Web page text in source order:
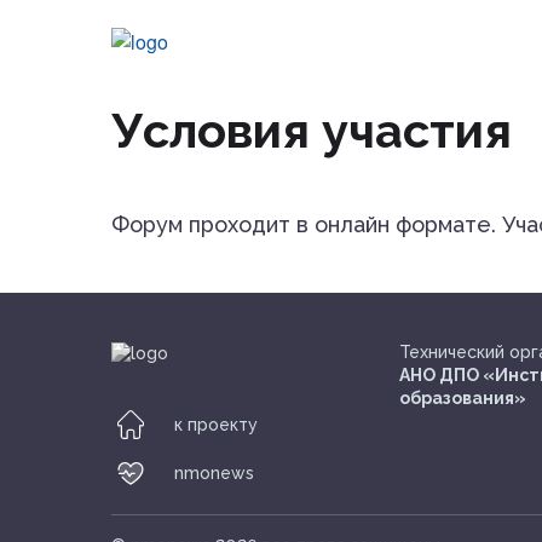
Условия участия
Форум проходит в онлайн формате.
к проекту
nmonews
Технический
АНО ДПО
образования»